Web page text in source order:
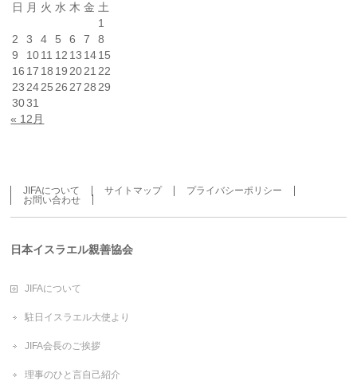
日 月 火 水 木 金 土
1
2
3 4 5 6 7
8
9
1011 12 13 1415
16 17 18 19 2021 22
23 2425 26 27 28 29
3031
« 12月
JIFAについて サイトマップ
プライバシーポリシー
お問い合わせ
日本イスラエル親善協会
JIFAについて
駐日イスラエル大使より
JIFA会長のご挨拶
理事のひと言自己紹介